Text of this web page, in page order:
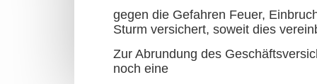
gegen die Gefahren Feuer,
Sturm versichert, soweit dies
Zur Abrundung des
noch eine